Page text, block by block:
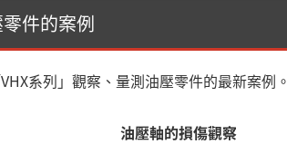
件的案例
系列」觀察、量測油壓零件的最新案例。
油壓軸的損傷觀察